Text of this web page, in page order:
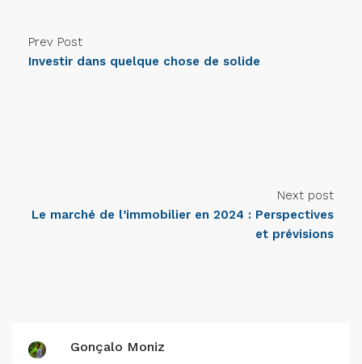
Prev Post
Investir dans quelque chose de solide
Next post
Le marché de l’immobilier en 2024 : Perspectives
et prévisions
Gonçalo Moniz